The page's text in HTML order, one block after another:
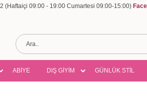
(Haftaiçi 09:00 - 19:00 Cumartesi 09:00-15:00)
ABİYE DIŞ GİYİM GÜNLÜK STİL